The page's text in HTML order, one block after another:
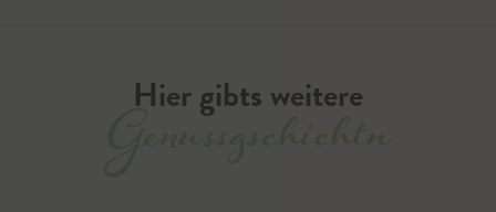
Hier gibts weitere
Genussgschichtn